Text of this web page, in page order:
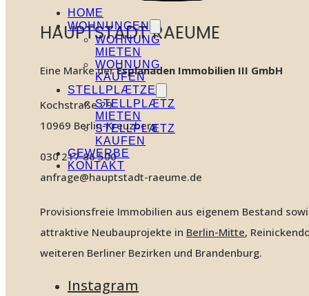
HOME
WOHNUNGEN
WOHNUNG
MIETEN
WOHNUNG
KAUFEN
STELLPLÆTZE
STELLPLÆTZ
MIETEN
STELLPLÆTZ
KAUFEN
GEWERBE
KONTAKT
HAUPTSTADT RAEUME
Eine Marke derEsplanaden Immobilien III GmbH
Kochstraße 29
10969 Berlin-Kreuzberg
030 217 86 500
anfrage@hauptstadt-raeume.de
Provisionsfreie Immobilien aus eigenem Bestand
attraktive Neubauprojekte in Berlin-Mitte,
weiteren Berliner Bezirken und Brandenburg.
Instagram